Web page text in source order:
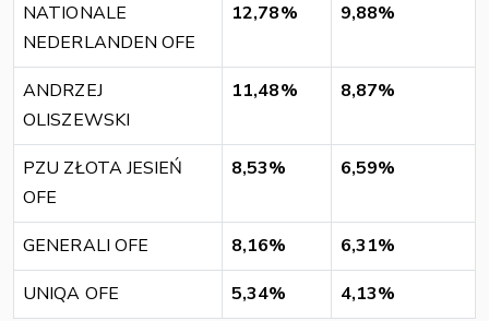
NATIONALE
NEDERLANDEN OFE
12,78% 9,88%
ANDRZEJ
OLISZEWSKI
11,48% 8,87%
PZU ZŁOTA JESIEŃ
OFE
8,53% 6,59%
GENERALI OFE 8,16%
6,31%
UNIQA OFE
5,34% 4,13%